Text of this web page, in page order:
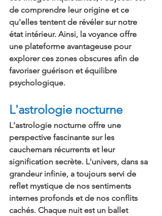
de comprendre leur origine et ce
qu'elles tentent de révéler sur notre
état intérieur. Ainsi, la voyance offre
une plateforme avantageuse pour
explorer ces zones obscures afin de
favoriser guérison et équilibre
psychologique.
L'astrologie nocturne
L'astrologie nocturne offre une
perspective fascinante sur les
cauchemars récurrents et leur
signification secrète. L'univers, dans sa
grandeur infinie, a toujours servi de
reflet mystique de nos sentiments
internes profonds et de nos conflits
cachés. Chaque nuit est un ballet